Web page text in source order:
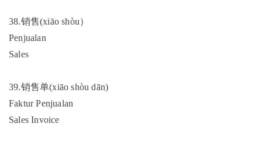
38.销售(xiāo shòu）
Penjualan
Sales
39.销售单(xiāo shòu dān)
Faktur Penjualan
Sales Invoice